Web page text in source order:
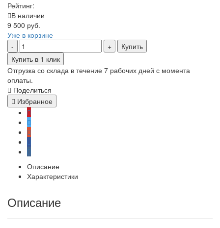
Рейтинг:
В наличии
9 500 руб.
Уже в корзине
Купить
Купить в 1 клик
Отгрузка со склада в течение 7 рабочих дней с момента
оплаты.
Поделиться
Избранное
Описание
Характеристики
Описание